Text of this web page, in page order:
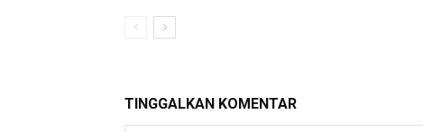
TINGGALKAN KOMENTAR